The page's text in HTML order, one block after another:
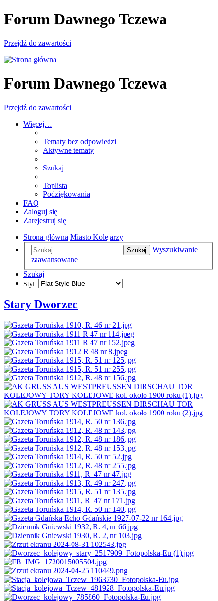
Forum Dawnego Tczewa
Przejdź do zawartości
Forum Dawnego Tczewa
Przejdź do zawartości
Więcej…
Tematy bez odpowiedzi
Aktywne tematy
Szukaj
Toplista
Podziękowania
FAQ
Zaloguj się
Zarejestruj się
Strona główna Miasto Kolejarzy
Szukaj
Wyszukiwanie
zaawansowane
Szukaj
Styl:
Stary Dworzec